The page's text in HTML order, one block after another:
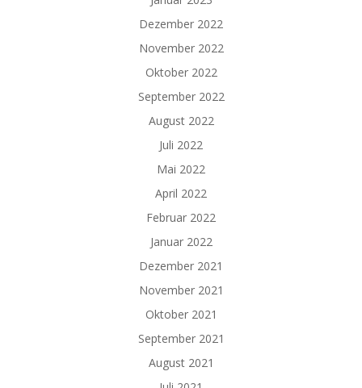
Dezember 2022
November 2022
Oktober 2022
September 2022
August 2022
Juli 2022
Mai 2022
April 2022
Februar 2022
Januar 2022
Dezember 2021
November 2021
Oktober 2021
September 2021
August 2021